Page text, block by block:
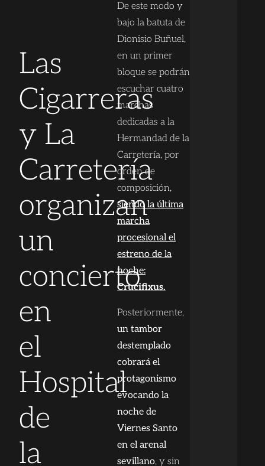
Las
Cigarreras
y La
Carretería
organizan
un
concierto
en
el
Hospital
de
la
De este modo y
bajo la batuta de
Dionisio Buñuel,
en un primer
bloque se podrán
escuchar cuatro
marchas
dedicadas a la
Hermandad de la
Carretería, por
orden de
composición,
siendo la última
marcha
procesional el
estreno de la
noche:
Crucifixus.
Posteriormente,
un tambor
destemplado
cobrará el
protagonismo
evocando la
noche de
Viernes Santo
en el arenal
sevillano, y sin